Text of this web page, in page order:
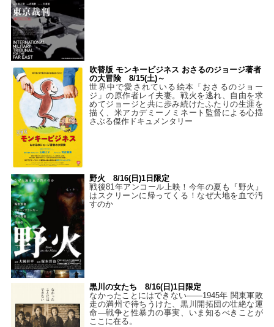
吹替版 モンキービジネス おさるのジョージ著者
の大冒険 8/15(土)～
世界中で愛されている絵本「おさるのジョー
ジ」の原作者レイ夫妻。戦火を逃れ、自由を求
めてジョージと共に歩み続けたふたりの生涯を
描く、米アカデミーノミネート監督による心揺
さぶる傑作ドキュメンタリー
野火 8/16(日)1日限定
戦後81年アンコール上映！今年の夏も『野火』
はスクリーンに帰ってくる！なぜ大地を血で汚
すのか
黒川の女たち 8/16(日)1日限定
なかったことにはできない——1945年 関東軍敗
走の満州で待ちうけた、黒川開拓団の壮絶な運
命―戦争と性暴力の事実、いま知るべきことが
ここに在る。